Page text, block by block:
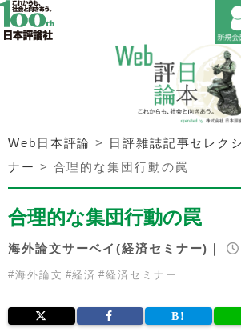
Web日本評論 > 日評雑誌記事セレク
ナー > 合理的な集団行動の罠
合理的な集団行動の罠
海外論文サーベイ(経済セミナー)｜
#海外論文 #経済 #経済セミナー